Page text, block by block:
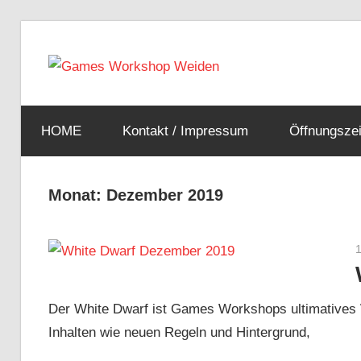
Inhalt
Weiden
Spiele
Shop
Games
Workshop
Laden
Weiden
HOME Kontakt / Impressum
Monat: Dezember 2019
Der White Dwarf ist Games Workshops
Inhalten wie neuen Regeln und Hintergrund,